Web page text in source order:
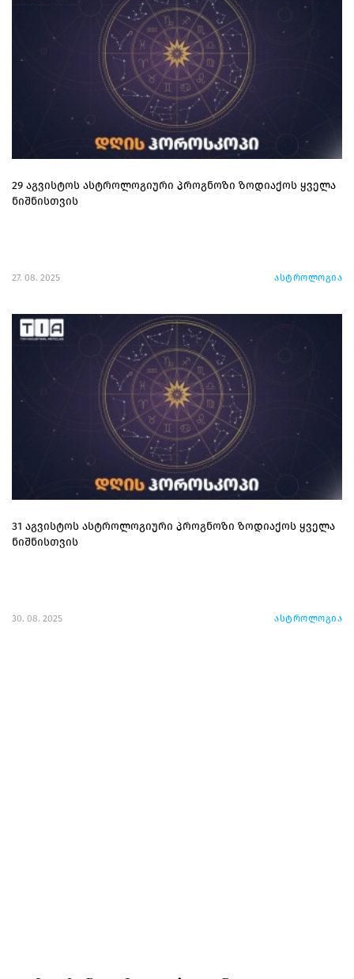
29 აგვისტოს ასტროლოგიური პროგნოზი ზოდიაქოს ყველა
ნიშნისთვის
27. 08. 2025 ასტროლოგია
31 აგვისტოს ასტროლოგიური პროგნოზი ზოდიაქოს ყველა
ნიშნისთვის
30. 08. 2025 ასტროლოგია